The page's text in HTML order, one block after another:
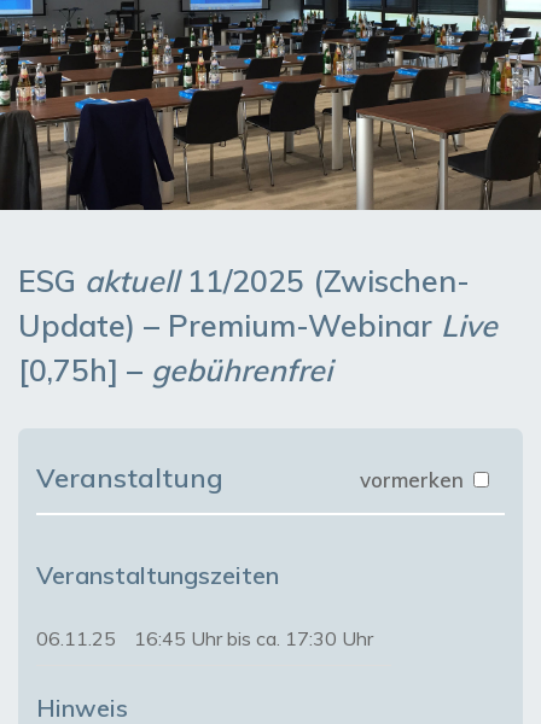
ESG aktuell11/2025 (Zwischen-
Update) – Premium-Webinar Live
[0,75h] – gebührenfrei
Veranstaltung vormerken
Veranstaltungszeiten
06.11.25 16:45 Uhr bis ca. 17:30 Uhr
Hinweis